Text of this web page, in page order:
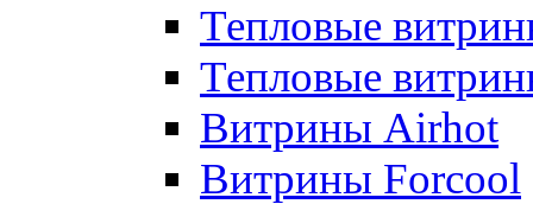
Тепловые
Тепловые
Витрины Airhot
Витрины Forcool